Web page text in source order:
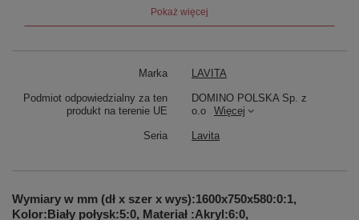
bardzo dobrą zdolność izolacji termicznej, co oznacza, że
woda w wannie dłużej utrzymuje temperaturę, umożliwiając
i nieporowata, co ułatwia utrzymanie czystości. Zazwyczaj
wannę w dobrym stanie.
Pokaż więcej
Marka LAVITA
Podmiot odpowiedzialny za ten
produkt na terenie UE
DOMINO POLSKA Sp. z
o.o
Więcej
Seria Lavita
Wymiary w mm (dł x szer x wys):1600x750x580:0:1,
Kolor:Biały połysk:5:0, Materiał :Akryl:6:0,